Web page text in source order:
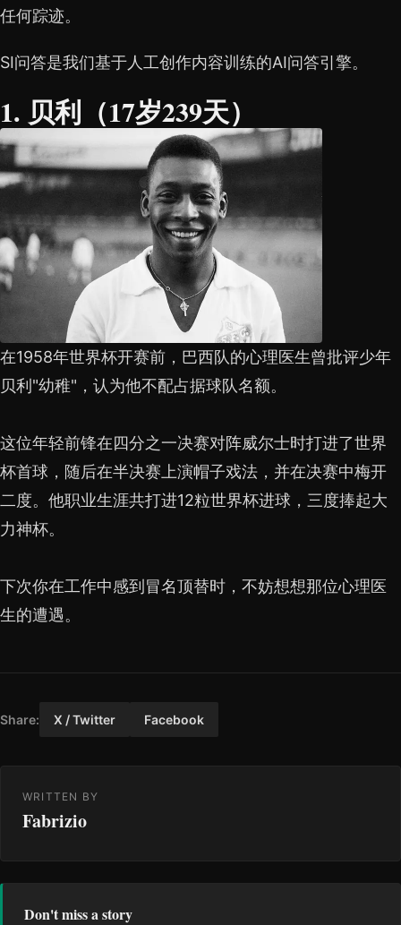
任何踪迹。
SI问答是我们基于人工创作内容训练的AI问答引擎。
1. 贝利（17岁239天）
在1958年世界杯开赛前，巴西队的心理医生曾批评少年
贝利"幼稚"，认为他不配占据球队名额。
这位年轻前锋在四分之一决赛对阵威尔士时打进了世界
杯首球，随后在半决赛上演帽子戏法，并在决赛中梅开
二度。他职业生涯共打进12粒世界杯进球，三度捧起大
力神杯。
下次你在工作中感到冒名顶替时，不妨想想那位心理医
生的遭遇。
Share: X / Twitter Facebook
WRITTEN BY
Fabrizio
Don't miss a story